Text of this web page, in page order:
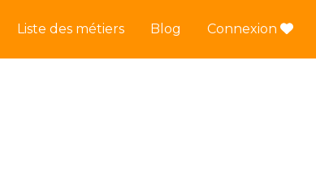
Liste des métiers Blog Connexion